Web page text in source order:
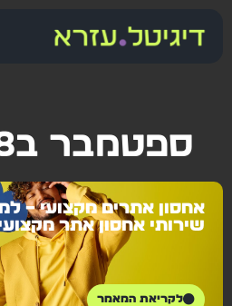
ספטמבר ב18, 2024
אחסון אתרים מקצועי –
שירותי אחסון אתר
לקריאת המאמר